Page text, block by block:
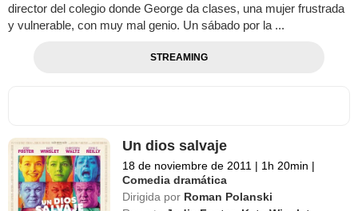
director del colegio donde George da clases, una mujer frustrada
y vulnerable, con muy mal genio. Un sábado por la ...
STREAMING
Un dios salvaje
18 de noviembre de 2011 | 1h 20min |
Comedia dramática
Dirigida por Roman Polanski